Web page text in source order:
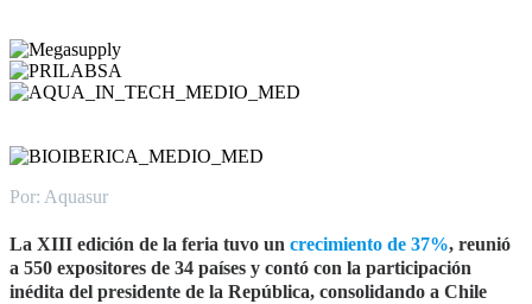
Por: Aquasur
La XIII edición de la feria tuvo un crecimiento de 37%, reunió
a 550 expositores de 34 países y contó con la participación
inédita del presidente de la República, consolidando a Chile